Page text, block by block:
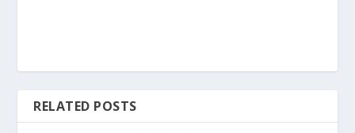
RELATED POSTS